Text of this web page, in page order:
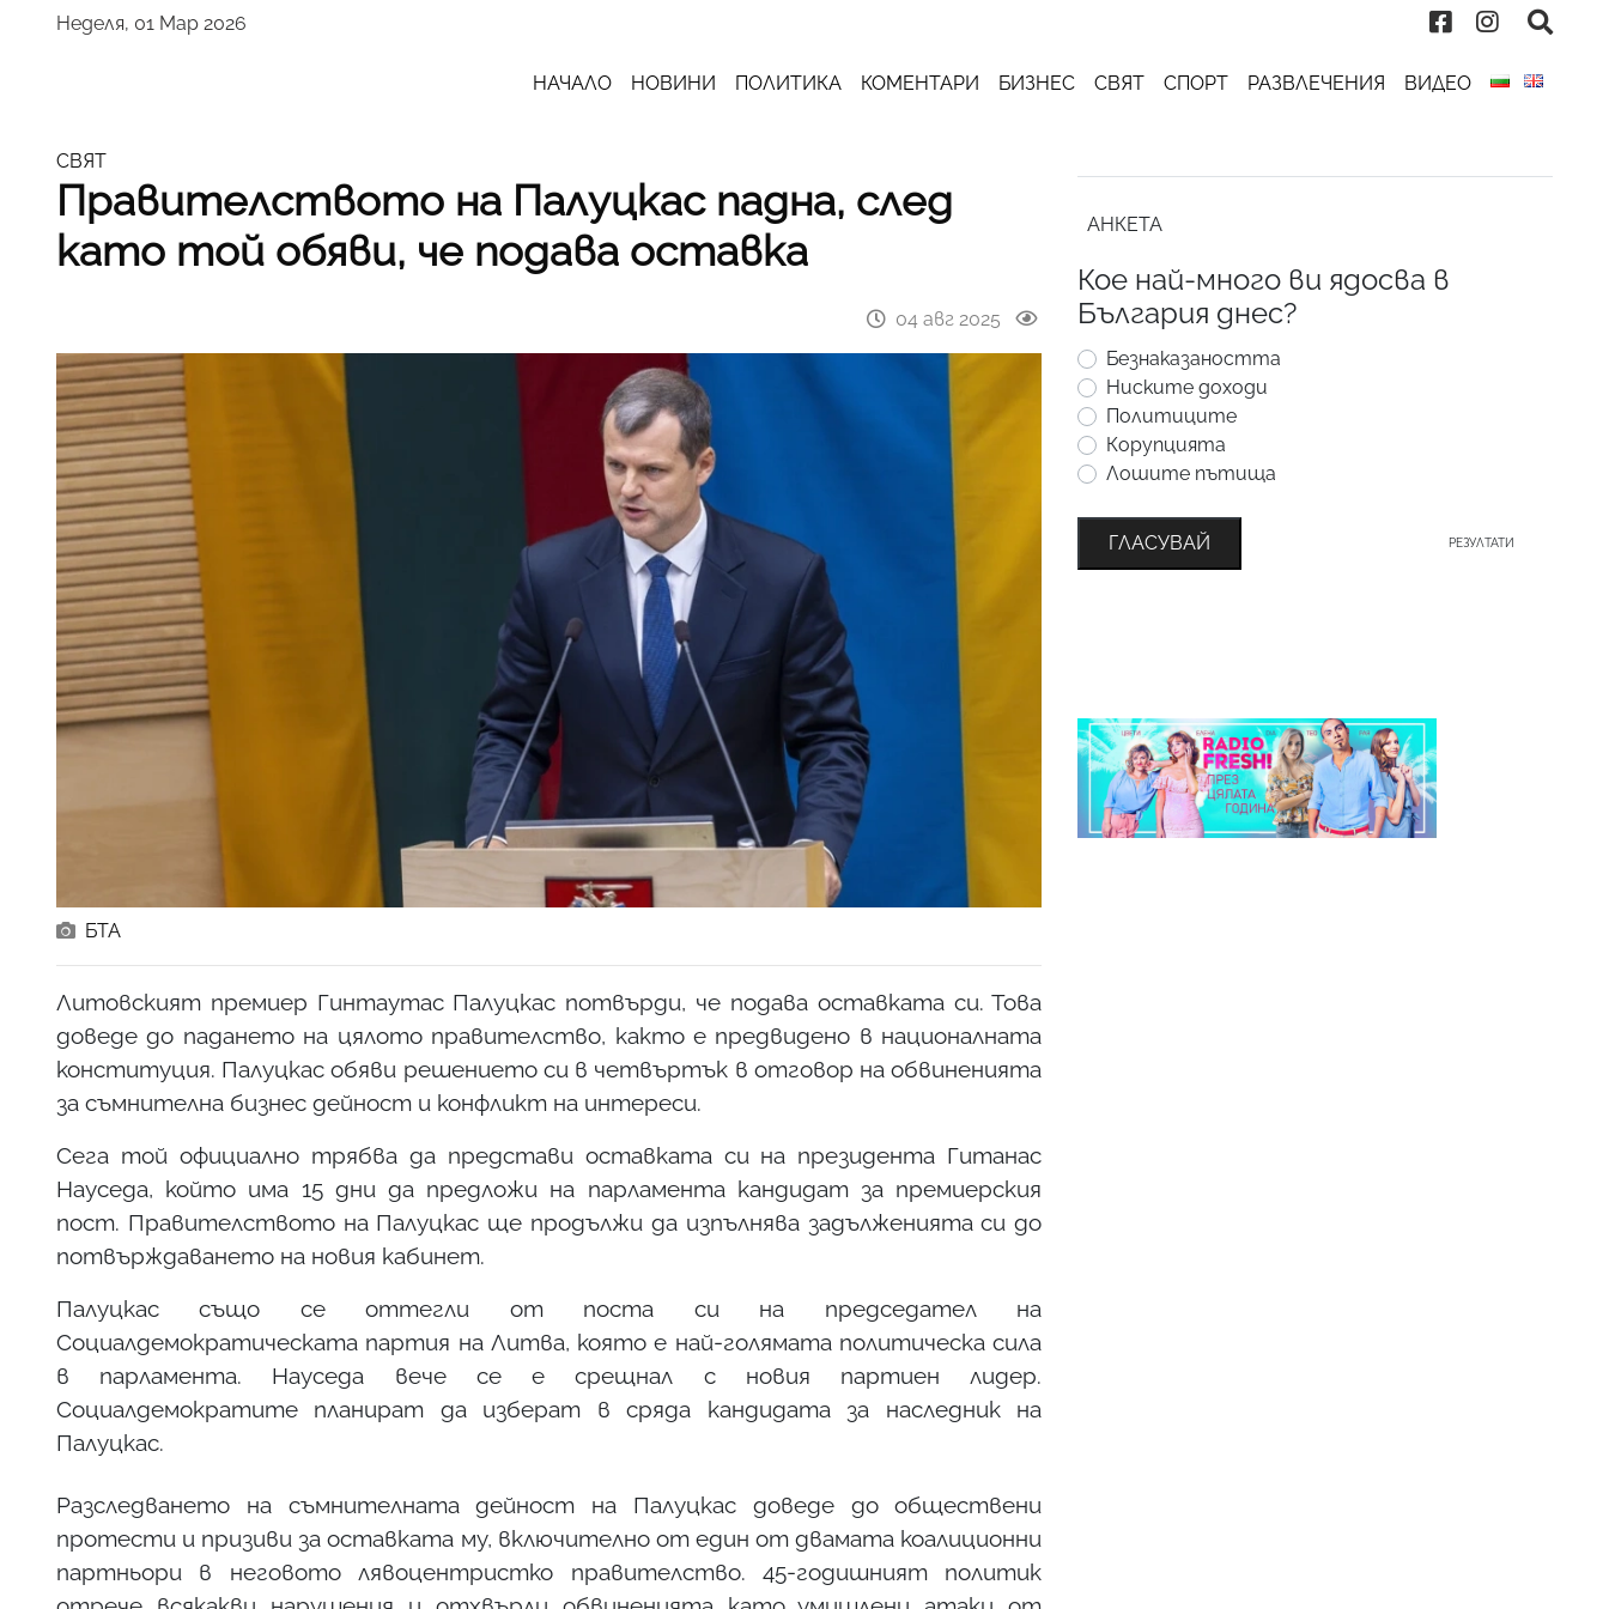
Неделя, 01 Мар 2026
НАЧАЛО НОВИНИ ПОЛИТИКА КОМЕНТАРИ БИЗНЕС СВЯТ СПОРТ РАЗВЛЕЧЕНИЯ ВИДЕО
СВЯТ
Правителството на Палуцкас падна, след
като той обяви, че подава оставка
04 авг 2025
БТА
Литовският премиер Гинтаутас Палуцкас потвърди, че подава оставката си. Това
доведе до падането на цялото правителство, както е предвидено в националната
конституция. Палуцкас обяви решението си в четвъртък в отговор на обвиненията
за съмнителна бизнес дейност и конфликт на интереси.
Сега той официално трябва да представи оставката си на президента Гитанас
Науседа, който има 15 дни да предложи на парламента кандидат за премиерския
пост. Правителството на Палуцкас ще продължи да изпълнява задълженията си до
потвърждаването на новия кабинет.
Палуцкас също се оттегли от поста си на председател на
Социалдемократическата партия на Литва, която е най-голямата политическа сила
в парламента. Науседа вече се е срещнал с новия партиен лидер.
Социалдемократите планират да изберат в сряда кандидата за наследник на
Палуцкас.
Разследването на съмнителната дейност на Палуцкас доведе до обществени
протести и призиви за оставката му, включително от един от двамата коалиционни
партньори в неговото лявоцентристко правителство. 45-годишният политик
АНКЕТА
Кое най-много ви ядосва в
България днес?
Безнаказаността
Ниските доходи
Политиците
Корупцията
Лошите пътища
ГЛАСУВАЙ РЕЗУЛТАТИ